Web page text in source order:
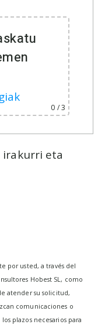
0 / 3
eta
por usted, a través del
Hobest SL, como
atender su solicitud,
comunicaciones o
plazos necesarios para